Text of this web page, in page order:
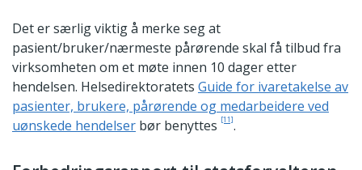
Det er særlig viktig å merke seg at
pasient/bruker/nærmeste pårørende skal få tilbud fra
virksomheten om et møte innen 10 dager etter
hendelsen. Helsedirektoratets Guide for ivaretakelse av
pasienter, brukere, pårørende og medarbeidere ved
uønskede hendelser bør benyttes [11].